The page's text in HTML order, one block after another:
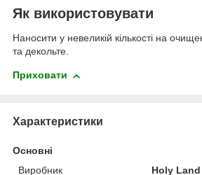
Як використовувати
Наносити у невеликій кількості на
та декольте.
Приховати
Характеристики
Основні
Виробник
Holy Land